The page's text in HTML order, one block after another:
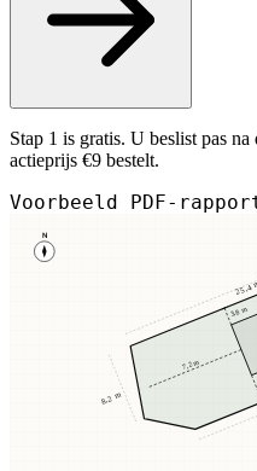
Stap 1 is gratis. U beslist pas
actieprijs €9 bestelt.
Voorbeeld PDF-
N
3,8 m
7,2 m
25,4
8,2 m